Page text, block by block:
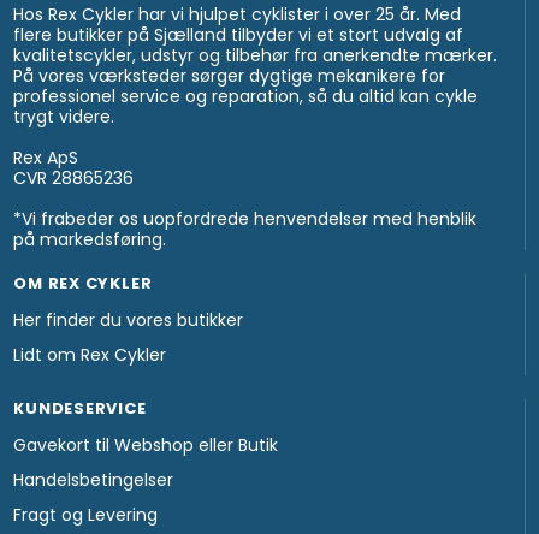
Hos Rex Cykler har vi hjulpet cyklister i over 25 år. Med
flere butikker på Sjælland tilbyder vi et stort udvalg af
kvalitetscykler, udstyr og tilbehør fra anerkendte mærker.
På vores værksteder sørger dygtige mekanikere for
professionel service og reparation, så du altid kan cykle
trygt videre.
Rex ApS
CVR 28865236
*Vi frabeder os uopfordrede henvendelser med henblik
på markedsføring.
OM REX CYKLER
Her finder du vores butikker
Lidt om Rex Cykler
KUNDESERVICE
Gavekort til Webshop eller Butik
Handelsbetingelser
Fragt og Levering